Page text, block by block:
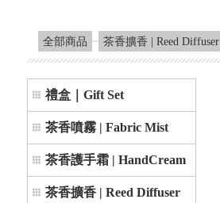
全部商品 茶香擴香 | Reed Diffuser
禮盒｜Gift Set
茶香噴霧 | Fabric Mist
茶香護手霜 | HandCream
茶香擴香 | Reed Diffuser